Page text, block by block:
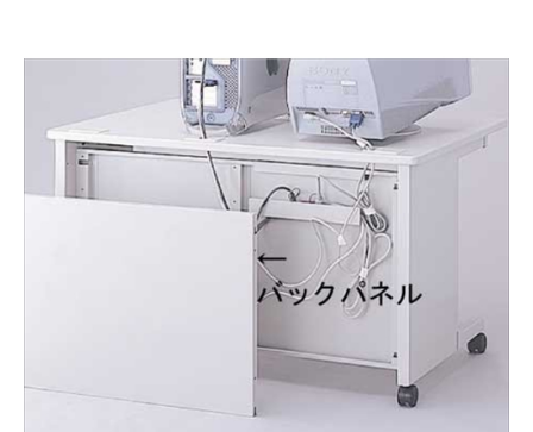
デスク背面の配線コードをすっきりと隠す事がで
きます。取付簡単な引っかけ式。
品番PSX-186/187/188に対応します。